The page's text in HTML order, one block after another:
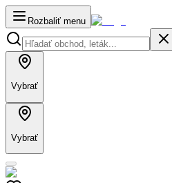
Rozbaliť menu
Vybrať
Vybrať